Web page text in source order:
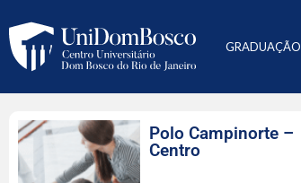
GRADUAÇÃO
Polo Campinorte –
Centro